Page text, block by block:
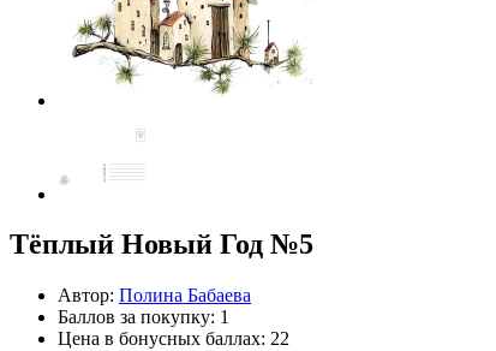
Тёплый Новый Год №5
Автор: Полина Бабаева
Баллов за покупку: 1
Цена в бонусных баллах: 22